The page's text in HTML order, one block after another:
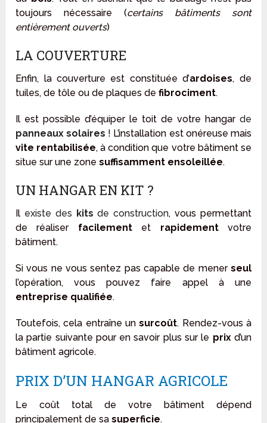
toujours nécessaire (certains bâtiments sont
entièrement ouverts)
LA COUVERTURE
Enfin, la couverture est constituée d’ardoises, de
tuiles, de tôle ou de plaques defibrociment.
Il est possible d’équiper le toit de votre hangar de
panneaux solaires ! L’installation est onéreuse mais
vite rentabilisée, à condition que votre bâtiment se
situe sur une zone suffisamment ensoleillée.
UN HANGAR EN KIT ?
Il existe des kitsde construction, vous permettant
de réaliser facilementet rapidement votre
bâtiment.
Si vous ne vous sentez pas capable de mener seul
l’opération, vous pouvez faire appel à une
entreprise qualifiée.
Toutefois, cela entraîne unsurcoût. Rendez-vous à
la partie suivante pour en savoir plus sur le prix d’un
bâtiment agricole.
PRIX D’UN HANGAR AGRICOLE
Le coût total de votre bâtiment dépend
principalement de sasuperficie.